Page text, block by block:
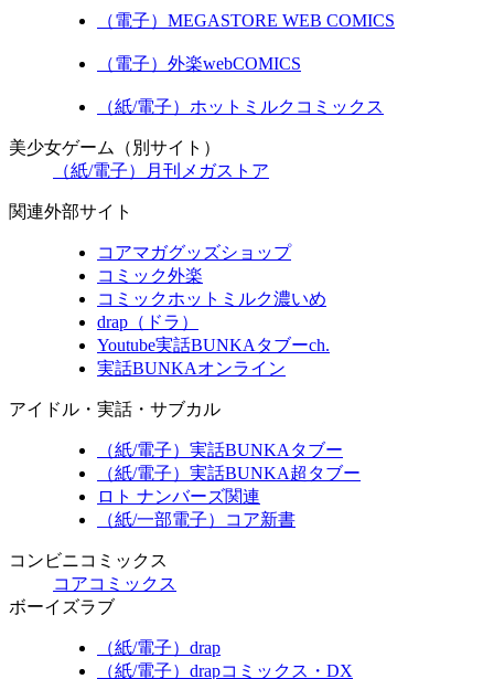
（電子）MEGASTORE WEB COMICS
（電子）外楽webCOMICS
（紙/電子）ホットミルクコミックス
美少女ゲーム（別サイト）
（紙/電子）月刊メガストア
関連外部サイト
コアマガグッズショップ
コミック外楽
コミックホットミルク濃いめ
drap（ドラ）
Youtube実話BUNKAタブーch.
実話BUNKAオンライン
アイドル・実話・サブカル
（紙/電子）実話BUNKAタブー
（紙/電子）実話BUNKA超タブー
ロト ナンバーズ関連
（紙/一部電子）コア新書
コンビニコミックス
コアコミックス
ボーイズラブ
（紙/電子）drap
（紙/電子）drapコミックス・DX